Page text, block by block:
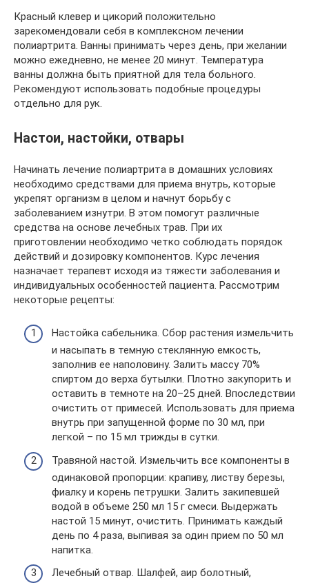
Красный клевер и цикорий положительно
зарекомендовали себя в комплексном лечении
полиартрита. Ванны принимать через день, при желании
можно ежедневно, не менее 20 минут. Температура
ванны должна быть приятной для тела больного.
Рекомендуют использовать подобные процедуры
отдельно для рук.
Настои, настойки, отвары
Начинать лечение полиартрита в домашних условиях
необходимо средствами для приема внутрь, которые
укрепят организм в целом и начнут борьбу с
заболеванием изнутри. В этом помогут различные
средства на основе лечебных трав. При их
приготовлении необходимо четко соблюдать порядок
действий и дозировку компонентов. Курс лечения
назначает терапевт исходя из тяжести заболевания и
индивидуальных особенностей пациента. Рассмотрим
некоторые рецепты:
Настойка сабельника. Сбор растения измельчить
и насыпать в темную стеклянную емкость,
заполнив ее наполовину. Залить массу 70%
спиртом до верха бутылки. Плотно закупорить и
оставить в темноте на 20–25 дней. Впоследствии
очистить от примесей. Использовать для приема
внутрь при запущенной форме по 30 мл, при
легкой – по 15 мл трижды в сутки.
Травяной настой. Измельчить все компоненты в
одинаковой пропорции: крапиву, листву березы,
фиалку и корень петрушки. Залить закипевшей
водой в объеме 250 мл 15 г смеси. Выдержать
настой 15 минут, очистить. Принимать каждый
день по 4 раза, выпивая за один прием по 50 мл
напитка.
Лечебный отвар. Шалфей, аир болотный,